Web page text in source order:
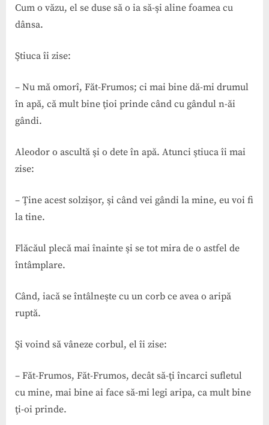
Cum o văzu, el se duse să o ia să-şi aline foamea cu
dânsa.
Ştiuca îi zise:
– Nu mă omorî, Făt-Frumos; ci mai bine dă-mi drumul
în apă, că mult bine ţi­oi prinde când cu gândul n-ăi
gândi.
Aleodor o ascultă şi o dete în apă. Atunci ştiuca îi mai
zise:
– Ţine acest solzişor, şi când vei gândi la mine, eu voi fi
la tine.
Flăcăul plecă mai înainte şi se tot mira de o astfel de
întâmplare.
Când, iacă se întâlneşte cu un corb ce avea o aripă
ruptă.
Şi voind să vâneze corbul, el îi zise:
– Făt-Frumos, Făt-Frumos, decât să-ţi încarci sufletul
cu mine, mai bine ai face să-mi legi aripa, ca mult bine
ţi-oi prinde.